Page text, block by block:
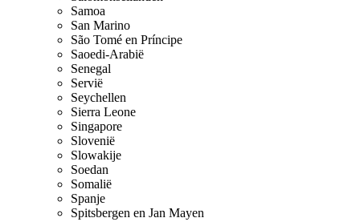
Samoa
San Marino
São Tomé en Príncipe
Saoedi-Arabië
Senegal
Servië
Seychellen
Sierra Leone
Singapore
Slovenië
Slowakije
Soedan
Somalië
Spanje
Spitsbergen en Jan Mayen